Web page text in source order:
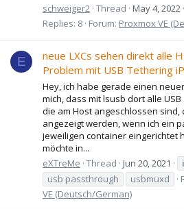
schweiger2 Thread May 4, 2022
Replies: 8 Forum: Proxmox VE
E
neue LXCs sehen direkt alle
Problem mit USB Tethering
Hey, ich habe gerade einen
mich, dass mit lsusb dort alle
die am Host angeschlossen
angezeigt werden, wenn ich ein
jeweiligen container eingerichtet
möchte in...
eXTreMe Thread Jun 20, 2021
usb passthrough
usbmuxd
VE (Deutsch/German)